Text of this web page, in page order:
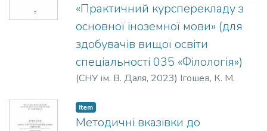
«Практичний курсперекладу з
основної іноземної мови» (для
здобувачів вищої освіти
спеціальності 035 «Філологія»)
(СНУ ім. В. Даля, 2023) Ігошев, К. М.
Item
Методичні вказівки до